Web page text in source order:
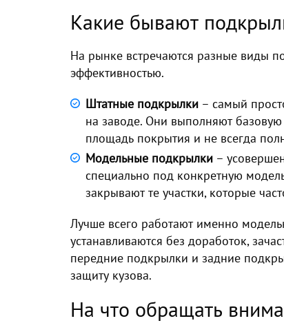
Какие бывают
На рынке встречаются разные виды
эффективностью.
Штатные подкрылки – самый
на заводе. Они выполняют
площадь покрытия и не всегда
Модельные подкрылки –
специально под конкретную
закрывают те участки, которые
Лучше всего работают именно
устанавливаются без доработок,
передние подкрылки и задние
защиту кузова.
На что обращать